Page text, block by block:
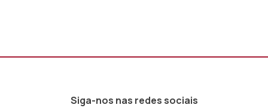
Siga-nos nas redes sociais